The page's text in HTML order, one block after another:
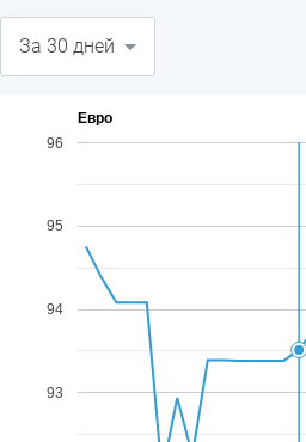
Евро
93
94
95
96